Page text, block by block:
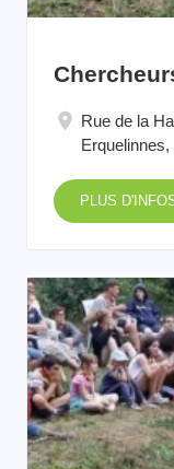
Rue de la
Erquelinnes,
PLUS